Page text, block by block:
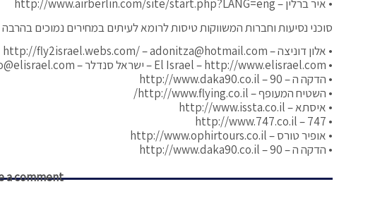
• איר ברלין – http://www.airberlin.com/site/start.php?LANG=eng
סוכני נסיעות וחברות המשווקות טיסות לרומא לעיתים במחירים נמוכים בהרבה
• אלון דוניצה – http://fly2israel.webs.com/ – adonitza@hotmail.com
• El Israel – http://www.elisrael.com – ישראל סנדלר – phone: (+39)051-433231 E-mail: info@elisrael.com
• הדקה ה – 90 – http://www.daka90.co.il
• השטיח המעופף – http://www.flying.co.il/
• איסתא – http://www.issta.co.il
• 747 – http://www.747.co.il
• אופיר טורס – http://www.ophirtours.co.il
• הדקה ה – 90 – http://www.daka90.co.il
a comment: